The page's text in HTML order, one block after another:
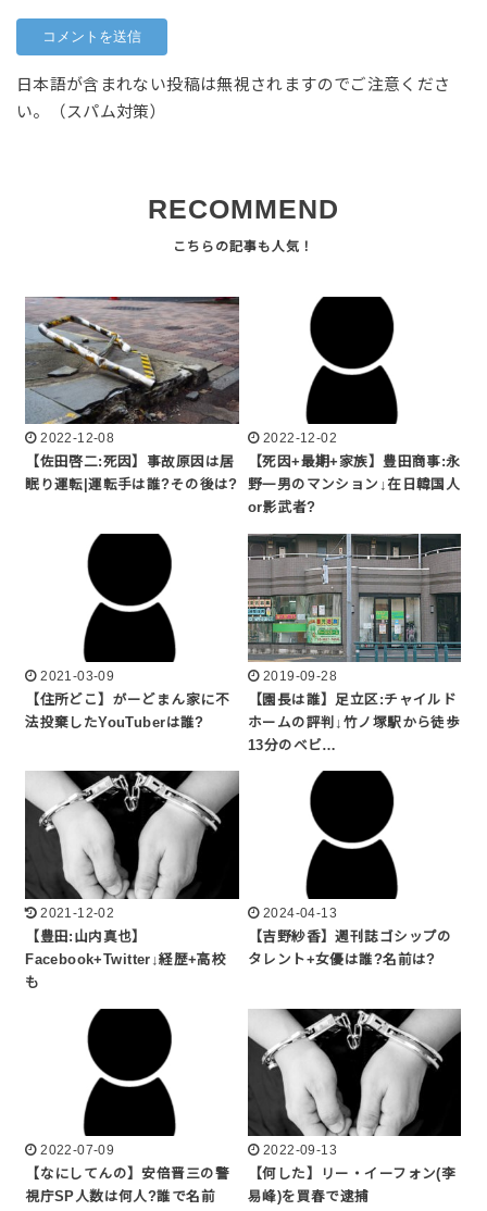
日本語が含まれない投稿は無視されますのでご注意くださ
い。（スパム対策）
RECOMMEND
2022-12-08
【佐田啓二:死因】事故原因は居
眠り運転|運転手は誰?その後は?
2022-12-02
【死因+最期+家族】豊田商事:永
野一男のマンション↓在日韓国人
or影武者?
2021-03-09
【住所どこ】がーどまん家に不
法投棄したYouTuberは誰?
2019-09-28
【園長は誰】足立区:チャイルド
ホームの評判↓竹ノ塚駅から徒歩
13分のベビ…
2021-12-02
【豊田:山内真也】
Facebook+Twitter↓経歴+高校
も
2024-04-13
【吉野紗香】週刊誌ゴシップの
タレント+女優は誰?名前は?
2022-07-09
【なにしてんの】安倍晋三の警
視庁SP人数は何人?誰で名前
2022-09-13
【何した】リー・イーフォン(李
易峰)を買春で逮捕